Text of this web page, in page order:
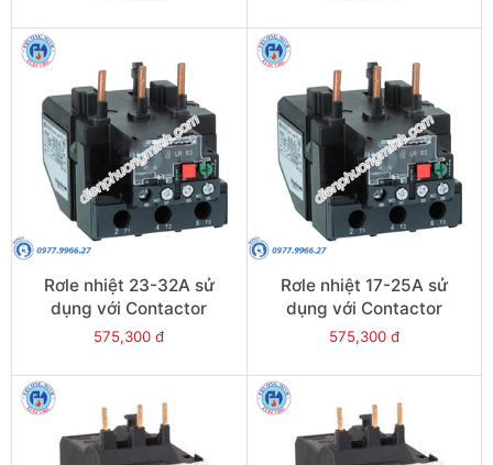
Rơle nhiệt 23-32A sử
dụng với Contactor
LC1E40-E95 - Model
575,300 đ
Rơle nhiệt 17-25A sử
dụng với Contactor
LC1E40-E95 - Model
575,300 đ